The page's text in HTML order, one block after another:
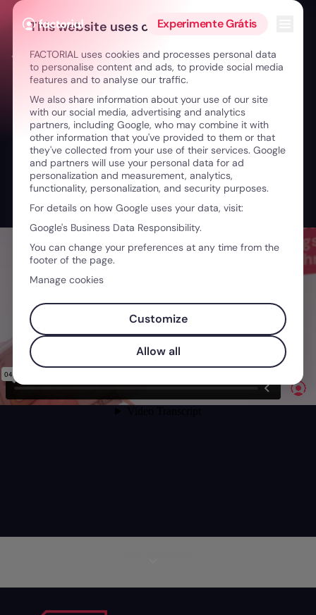
Ir para o conteúdo
Experimente Grátis
← Transformar problemas com a inovação
This website uses cookies
FACTORIAL uses cookies and processes personal data
to personalise content and ads, to provide social media
features and to analyse our traffic.
We also share information about your use of our site
with our social media, advertising and analytics
partners, including Google, who may combine it with
other information that you've provided to them or that
they've collected from your use of their services. Google
and partners will use your personal data for ad
personalization and measurement, analytics,
functionality, personalization, and security purposes.
For details on how Google uses your data, visit:
Google's Business Data Responsibility.
You can change your preferences at any time from the
footer of the page.
Manage cookies
Customize
Allow all